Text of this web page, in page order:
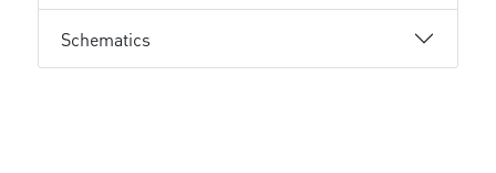
Schematics